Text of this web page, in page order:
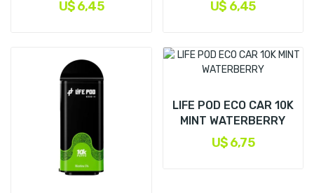
U$ 6,45 U$ 6,45
LIFE POD ECO CAR 10K
MINT WATERBERRY
U$ 6,75